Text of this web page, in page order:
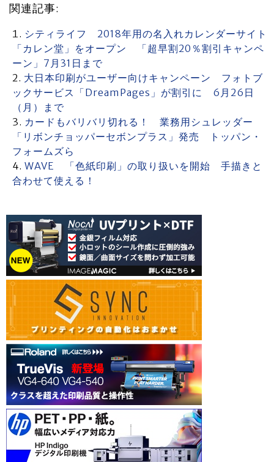
関連記事:
シティライフ 2018年用の名入れカレンダーサイト
「カレン堂」をオープン 「超早割20％割引キャンペ
ーン」7月31日まで
大日本印刷がユーザー向けキャンペーン フォトブ
ックサービス「DreamPages」が割引に 6月26日
（月）まで
カードもバリバリ切れる！ 業務用シュレッダー
「リボンチョッパーセボンプラス」発売 トッパン・
フォームズら
WAVE 「色紙印刷」の取り扱いを開始 手描きと
合わせて使える！